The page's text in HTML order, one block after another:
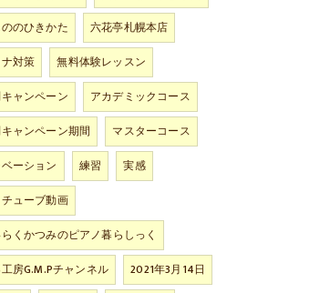
のひきかた
六花亭札幌本店
対策
無料体験レッスン
ャンペーン
アカデミックコース
ャンペーン期間
マスターコース
ーション
練習
実感
ューブ動画
くかつみのピアノ暮らしっく
房G.M.Pチャンネル
2021年3月14日